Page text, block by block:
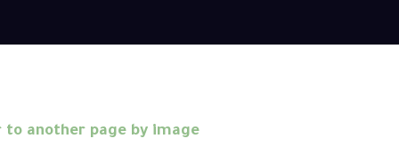
to another page by image